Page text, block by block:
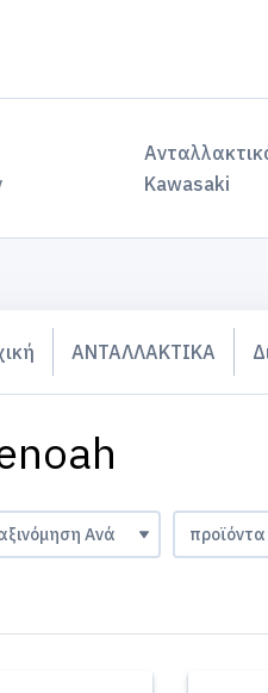
Kawasaki
ΑΝΤΑΛΛΑΚΤΙΚΑ